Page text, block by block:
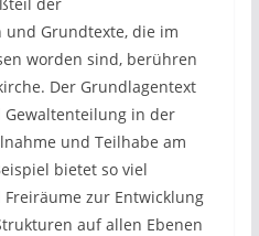
Grundtexte, die im
worden sind, berühren
Der Grundlagentext
Gewaltenteilung in der
und Teilhabe am
bietet so viel
zur Entwicklung
auf allen Ebenen